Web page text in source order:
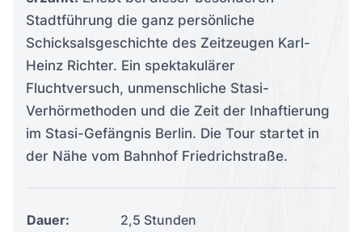
Dauer:
2,5 Stunden
Sprache:
Deutsch
Teilnehmer:
max. 15 Personen, Privattour
möglich